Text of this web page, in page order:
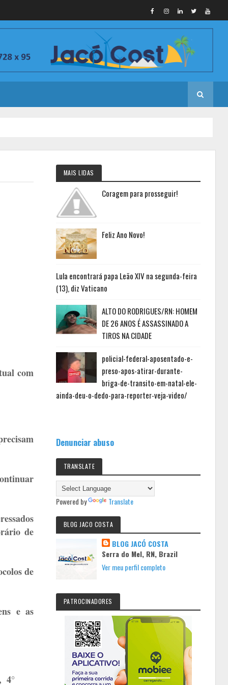
com
de
de
e as
4°
MAIS LIDAS
Coragem para prosseguir!
Feliz Ano Novo!
Lula encontrará papa Leão XIV na segunda-feira
(13), diz Vaticano
ALTO DO RODRIGUES/RN: HOMEM
DE 26 ANOS É ASSASSINADO A
TIROS NA CIDADE
policial-federal-aposentado-e-
preso-apos-atirar-durante-
briga-de-transito-em-natal-ele-
ainda-deu-o-dedo-para-reporter-veja-video/
Denunciar abuso
TRANSLATE
Powered by Translate
BLOG JACO COSTA
BLOG JACÓ COSTA
Serra do Mel, RN, Brazil
Ver meu perfil completo
PATROCINADORES